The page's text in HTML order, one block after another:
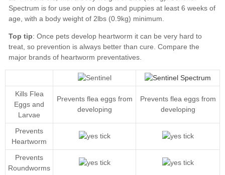
Top tip
Compare the
major brands of heartworm preventatives
Kills Flea
Eggs and
Larvae
Prevents flea eggs from
developing
Prevents flea eggs from
developing
Prevents
Heartworm
Prevents
Roundworms